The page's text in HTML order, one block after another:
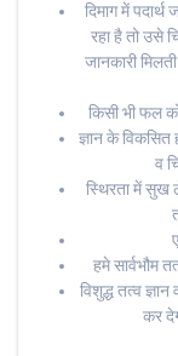
दिमाग में
रहा है तो उसे
जानकारी
किसी भी फल
ज्ञान के
व
स्थिरता में सुख
हमे सार्वभौम
विशुद्ध तत्व
कर